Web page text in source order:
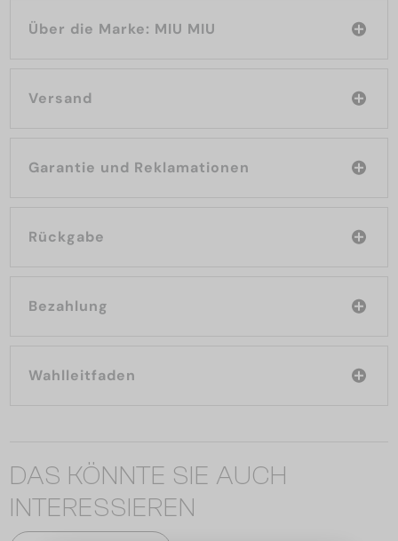
Über die Marke: MIU MIU
Versand
Garantie und Reklamationen
Rückgabe
Bezahlung
Wahlleitfaden
DAS KÖNNTE SIE AUCH
INTERESSIEREN